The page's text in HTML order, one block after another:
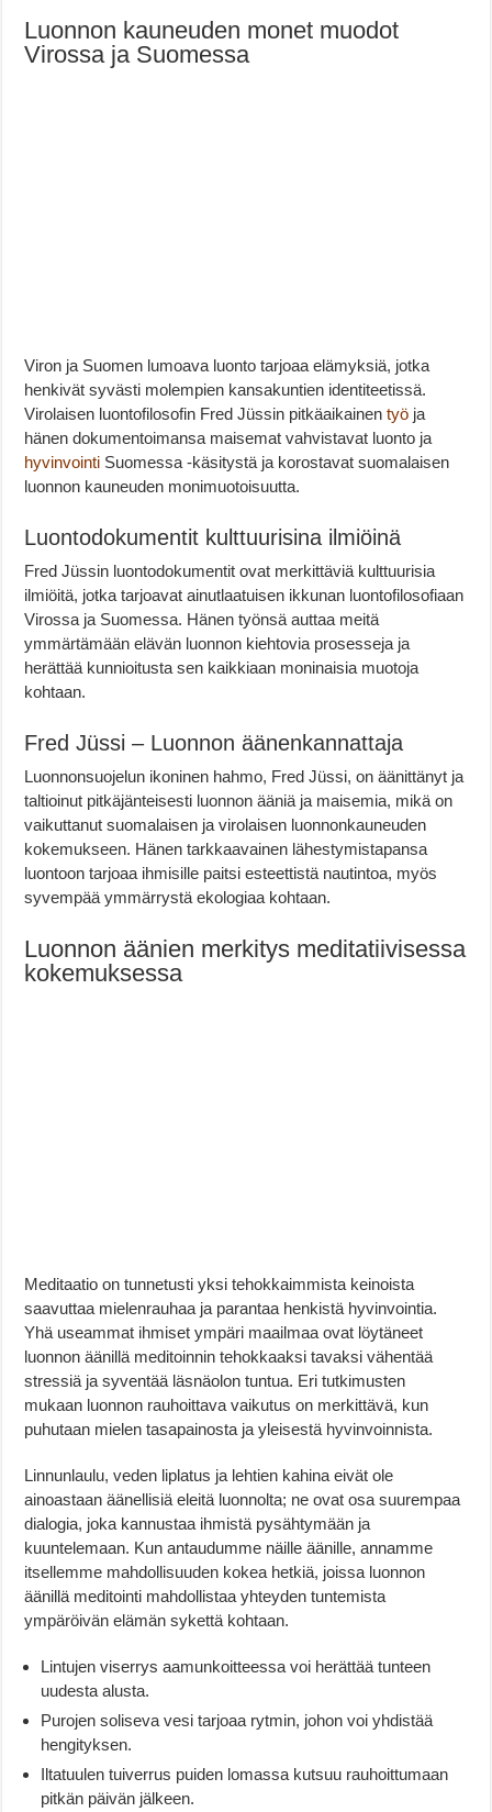
Luonnon kauneuden monet muodot
Virossa ja Suomessa
Viron ja Suomen lumoava luonto tarjoaa elämyksiä, jotka
henkivät syvästi molempien kansakuntien identiteetissä.
Virolaisen luontofilosofin Fred Jüssin pitkäaikainentyö ja
hänen dokumentoimansa maisemat vahvistavat luonto ja
hyvinvointi Suomessa -käsitystä ja korostavat suomalaisen
luonnon kauneuden monimuotoisuutta.
Luontodokumentit kulttuurisina ilmiöinä
Fred Jüssin luontodokumentit ovat merkittäviä kulttuurisia
ilmiöitä, jotka tarjoavat ainutlaatuisen ikkunan luontofilosofiaan
Virossa ja Suomessa. Hänen työnsä auttaa meitä
ymmärtämään elävän luonnon kiehtovia prosesseja ja
herättää kunnioitusta sen kaikkiaan moninaisia muotoja
kohtaan.
Fred Jüssi – Luonnon äänenkannattaja
Luonnonsuojelun ikoninen hahmo, Fred Jüssi, on äänittänyt ja
taltioinut pitkäjänteisesti luonnon ääniä ja maisemia, mikä on
vaikuttanut suomalaisen ja virolaisen luonnonkauneuden
kokemukseen. Hänen tarkkaavainen lähestymistapansa
luontoon tarjoaa ihmisille paitsi esteettistä nautintoa, myös
syvempää ymmärrystä ekologiaa kohtaan.
Luonnon äänien merkitys meditatiivisessa
kokemuksessa
Meditaatio on tunnetusti yksi tehokkaimmista keinoista
saavuttaa mielenrauhaa ja parantaa henkistä hyvinvointia.
Yhä useammat ihmiset ympäri maailmaa ovat löytäneet
luonnon äänillä meditoinnin tehokkaaksi tavaksi vähentää
stressiä ja syventää läsnäolon tuntua. Eri tutkimusten
mukaan luonnon rauhoittava vaikutus on merkittävä, kun
puhutaan mielen tasapainosta ja yleisestä hyvinvoinnista.
Linnunlaulu, veden liplatus ja lehtien kahina eivät ole
ainoastaan äänellisiä eleitä luonnolta; ne ovat osa suurempaa
dialogia, joka kannustaa ihmistä pysähtymään ja
kuuntelemaan. Kun antaudumme näille äänille, annamme
itsellemme mahdollisuuden kokea hetkiä, joissa luonnon
äänillä meditointi mahdollistaa yhteyden tuntemista
ympäröivän elämän sykettä kohtaan.
Lintujen viserrys aamunkoitteessa voi herättää tunteen
uudesta alusta.
Purojen soliseva vesi tarjoaa rytmin, johon voi yhdistää
hengityksen.
Iltatuulen tuiverrus puiden lomassa kutsuu rauhoittumaan
pitkän päivän jälkeen.